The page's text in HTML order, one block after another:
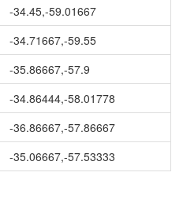
-34.45,-59.01667
-34.71667,-59.55
-35.86667,-57.9
-34.86444,-58.01778
-36.86667,-57.86667
-35.06667,-57.53333